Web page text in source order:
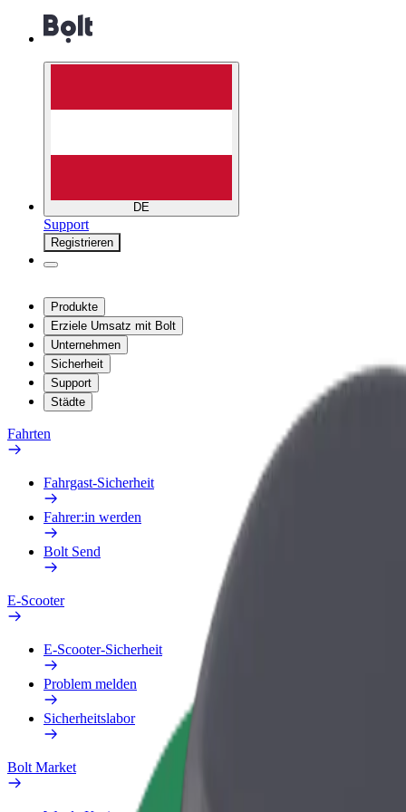
DE
Support
Registrieren
Produkte
Erziele Umsatz mit Bolt
Unternehmen
Sicherheit
Support
Städte
Fahrten
Fahrgast-Sicherheit
Fahrer:in werden
Bolt Send
E-Scooter
E-Scooter-Sicherheit
Problem melden
Sicherheitslabor
Bolt Market